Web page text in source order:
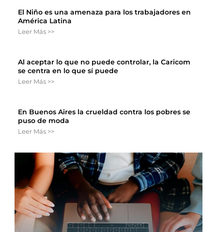
El Niño es una amenaza para los trabajadores en
América Latina
Leer Más >>
Al aceptar lo que no puede controlar, la Caricom
se centra en lo que sí puede
Leer Más >>
En Buenos Aires la crueldad contra los pobres se
puso de moda
Leer Más >>